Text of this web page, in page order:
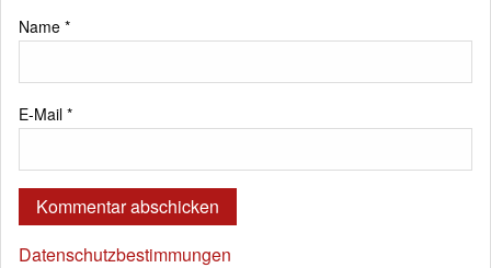
Name *
E-Mail *
Datenschutzbestimmungen